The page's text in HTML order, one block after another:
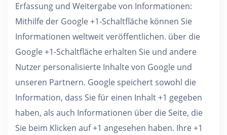
Erfassung und Weitergabe von Informationen:
Mithilfe der Google +1-Schaltfläche können Sie
Informationen weltweit veröffentlichen. über die
Google +1-Schaltfläche erhalten Sie und andere
Nutzer personalisierte Inhalte von Google und
unseren Partnern. Google speichert sowohl die
Information, dass Sie für einen Inhalt +1 gegeben
haben, als auch Informationen über die Seite, die
Sie beim Klicken auf +1 angesehen haben. Ihre +1